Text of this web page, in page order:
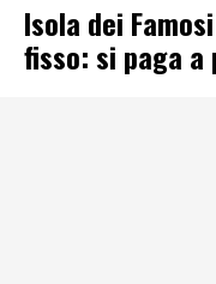
Isola dei
fisso: si paga a